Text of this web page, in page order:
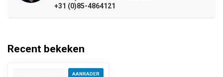
+31 (0)85-4864121
Recent bekeken
AANRADER